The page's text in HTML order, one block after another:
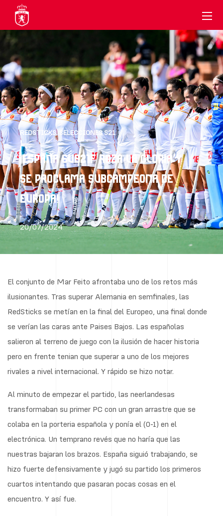
REDSTICKS, SELECCIONES S21
¡ESPAÑA SUB21F ROZA LA GLORIA Y
SE PROCLAMA SUBCAMPEONA DE
EUROPA!
20/07/2024
El conjunto de Mar Feito afrontaba uno de los retos más
ilusionantes. Tras superar Alemania en semfinales, las
RedSticks se metían en la final del Europeo, una final donde
se verían las caras ante Paises Bajos. Las españolas
salieron al terreno de juego con la ilusión de hacer historia
pero en frente tenian que superar a uno de los mejores
rivales a nivel internacional. Y rápido se hizo notar.
Al minuto de empezar el partido, las neerlandesas
transformaban su primer PC con un gran arrastre que se
colaba en la porteria española y ponía el (0-1) en el
electrónica. Un temprano revés que no haría que las
nuestras bajaran los brazos. España siguió trabajando, se
hizo fuerte defensivamente y jugó su partido los primeros
cuartos intentando que pasaran pocas cosas en el
encuentro. Y así fue.